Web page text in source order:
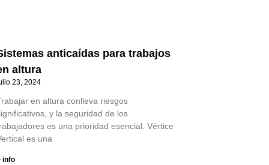
anticaídas para trabajos
altura
23, 2024
en altura conlleva riesgos
y la seguridad de los
es una prioridad esencial. Vértice
es una
info